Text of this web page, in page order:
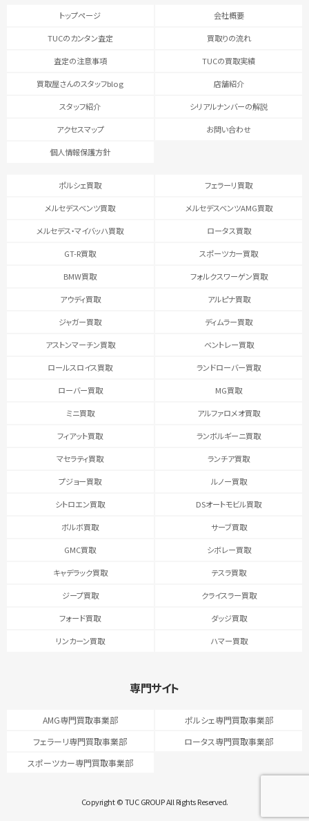
トップページ 会社概要
TUCのカンタン査定 買取りの流れ
査定の注意事項 TUCの買取実績
買取屋さんのスタッフblog 店舗紹介
スタッフ紹介 シリアルナンバーの解説
アクセスマップ お問い合わせ
個人情報保護方針
ポルシェ買取 フェラーリ買取
メルセデスベンツ買取 メルセデスベンツAMG買取
メルセデス・マイバッハ買取 ロータス買取
GT-R買取 スポーツカー買取
BMW買取 フォルクスワーゲン買取
アウディ買取 アルピナ買取
ジャガー買取 ディムラー買取
アストンマーチン買取 ベントレー買取
ロールスロイス買取 ランドローバー買取
ローバー買取 MG買取
ミニ買取 アルファロメオ買取
フィアット買取 ランボルギーニ買取
マセラティ買取 ランチア買取
プジョー買取 ルノー買取
シトロエン買取 DSオートモビル買取
ボルボ買取 サーブ買取
GMC買取 シボレー買取
キャデラック買取 テスラ買取
ジープ買取 クライスラー買取
フォード買取 ダッジ買取
リンカーン買取 ハマー買取
専門サイト
AMG専門買取事業部
ポルシェ専門買取事業部
フェラーリ専門買取事業部
ロータス専門買取事業部
スポーツカー専門買取事業部
Copyright © TUC GROUP All Rights Reserved.